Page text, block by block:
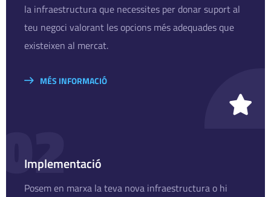
la infraestructura que necessites per donar suport al
teu negoci valorant les opcions més adequades que
existeixen al mercat.
MÉS INFORMACIÓ
02
Implementació
Posem en marxa la teva nova infraestructura o hi